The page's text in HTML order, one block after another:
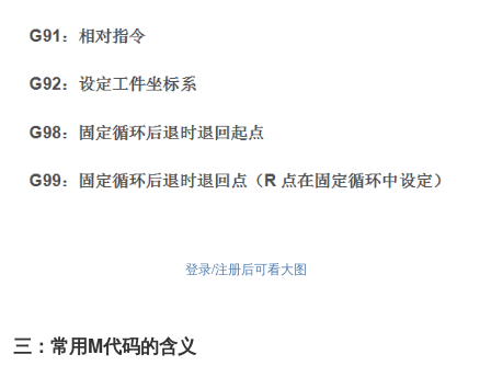
登录/注册后可看大图
三：常用M代码的含义